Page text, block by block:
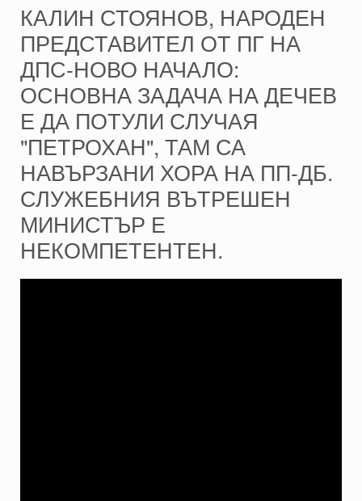
КАЛИН СТОЯНОВ, НАРОДЕН
ПРЕДСТАВИТЕЛ ОТ ПГ НА
ДПС-НОВО НАЧАЛО:
ОСНОВНА ЗАДАЧА НА ДЕЧЕВ
Е ДА ПОТУЛИ СЛУЧАЯ
"ПЕТРОХАН", ТАМ СА
НАВЪРЗАНИ ХОРА НА ПП-ДБ.
СЛУЖЕБНИЯ ВЪТРЕШЕН
МИНИСТЪР Е
НЕКОМПЕТЕНТЕН.